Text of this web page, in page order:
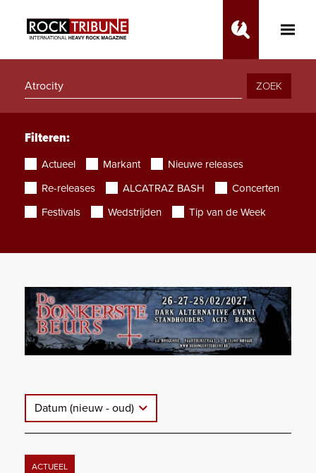
Toggle
ZOEK
Filteren:
Actueel Markant
Nieuwe releases
Re-releases
ALCATRAZ BASH
Concerten
Festivals
Wedstrijden Tip van de Week
Datum (nieuw - oud)
ACTUEEL